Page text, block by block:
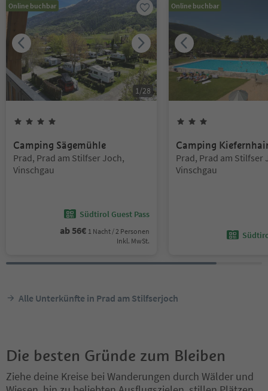
Online buchbar
1 /28
Camping Sägemühle
Standort:
Prad, Prad am Stilfser Joch,
Vinschgau
Südtirol Guest Pass
ab56€ 1 Nacht / 2 Personen
Inkl. MwSt.
Online buchbar
Camping
Standort:
Prad, Prad am Stilfser
Vinschgau
Alle Unterkünfte in Prad am Stilfserjoch
Die besten Gründe zum Bleiben
Ziehe deine Kreise bei Wanderungen durch Wälder und